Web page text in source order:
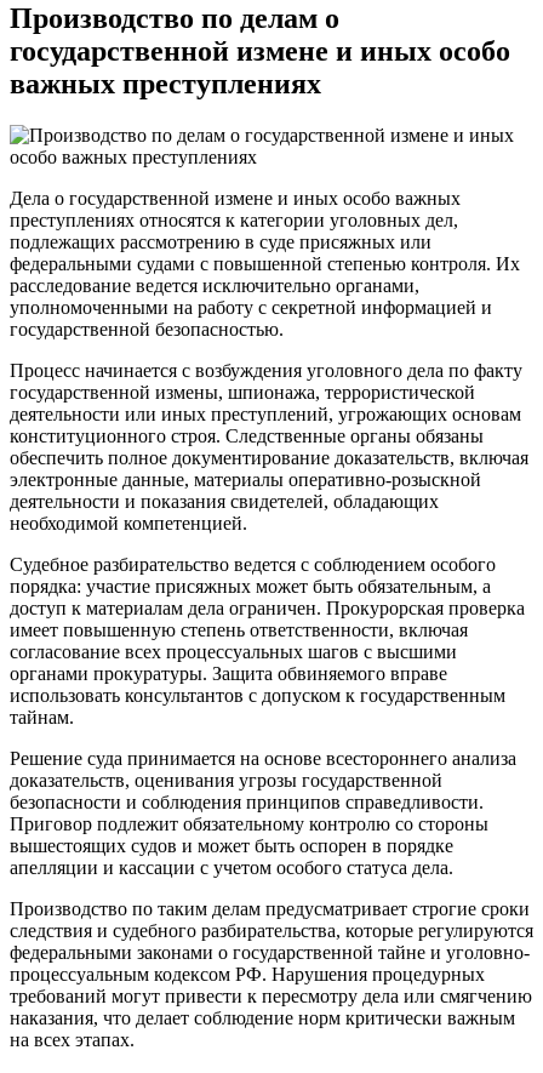
Производство по делам о
государственной измене и иных особо
важных преступлениях
Дела о государственной измене и иных особо важных
преступлениях относятся к категории уголовных дел,
подлежащих рассмотрению в суде присяжных или
федеральными судами с повышенной степенью контроля. Их
расследование ведется исключительно органами,
уполномоченными на работу с секретной информацией и
государственной безопасностью.
Процесс начинается с возбуждения уголовного дела по факту
государственной измены, шпионажа, террористической
деятельности или иных преступлений, угрожающих основам
конституционного строя. Следственные органы обязаны
обеспечить полное документирование доказательств, включая
электронные данные, материалы оперативно-розыскной
деятельности и показания свидетелей, обладающих
необходимой компетенцией.
Судебное разбирательство ведется с соблюдением особого
порядка: участие присяжных может быть обязательным, а
доступ к материалам дела ограничен. Прокурорская проверка
имеет повышенную степень ответственности, включая
согласование всех процессуальных шагов с высшими
органами прокуратуры. Защита обвиняемого вправе
использовать консультантов с допуском к государственным
тайнам.
Решение суда принимается на основе всестороннего анализа
доказательств, оценивания угрозы государственной
безопасности и соблюдения принципов справедливости.
Приговор подлежит обязательному контролю со стороны
вышестоящих судов и может быть оспорен в порядке
апелляции и кассации с учетом особого статуса дела.
Производство по таким делам предусматривает строгие сроки
следствия и судебного разбирательства, которые регулируются
федеральными законами о государственной тайне и уголовно-
процессуальным кодексом РФ. Нарушения процедурных
требований могут привести к пересмотру дела или смягчению
наказания, что делает соблюдение норм критически важным
на всех этапах.